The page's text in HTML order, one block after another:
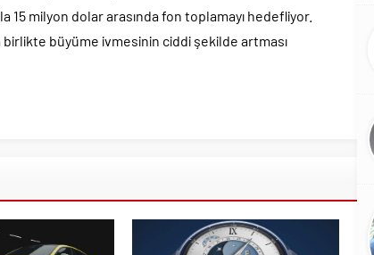
15 milyon dolar arasında fon toplamayı hedefliyor.
birlikte büyüme ivmesinin ciddi şekilde artması